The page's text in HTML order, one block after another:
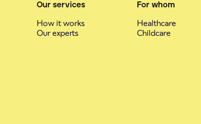
Our services
How it works
Our experts
For whom
Healthcare
Childcare